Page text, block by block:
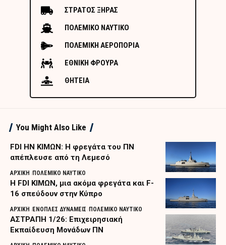
ΣΤΡΑΤΟΣ ΞΗΡΑΣ
ΠΟΛΕΜΙΚΟ ΝΑΥΤΙΚΟ
ΠΟΛΕΜΙΚΗ ΑΕΡΟΠΟΡΙΑ
ΕΘΝΙΚΗ ΦΡΟΥΡΑ
ΘΗΤΕΙΑ
You Might Also Like
FDI HN ΚΙΜΩΝ: Η φρεγάτα του ΠΝ
απέπλευσε από τη Λεμεσό
ΑΡΧΙΚΗ ΠΟΛΕΜΙΚΟ ΝΑΥΤΙΚΟ
Η FDI ΚΙΜΩΝ, μια ακόμα φρεγάτα και F-
16 σπεύδουν στην Κύπρο
ΑΡΧΙΚΗ ΕΝΟΠΛΕΣ ΔΥΝΑΜΕΙΣ ΠΟΛΕΜΙΚΟ ΝΑΥΤΙΚΟ
ΑΣΤΡΑΠΗ 1/26: Επιχειρησιακή
Εκπαίδευση Μονάδων ΠΝ